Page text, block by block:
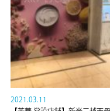
2021.03.11